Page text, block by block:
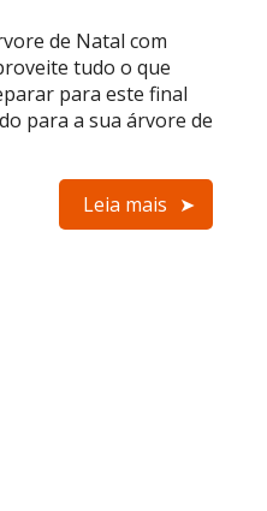
de Natal com
tudo o que
para este final
para a sua árvore de
Leia mais